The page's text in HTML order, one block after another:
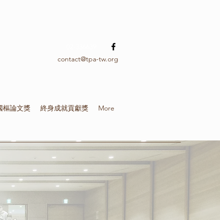
contact@tpa-tw.org
樞論文獎 終身成就貢獻獎 More